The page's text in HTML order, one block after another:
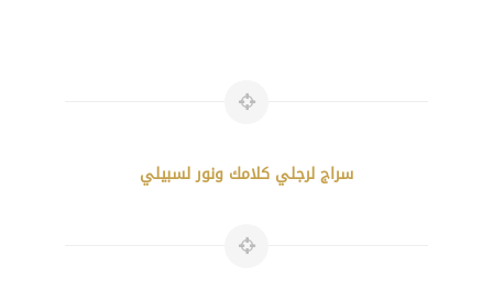
سراج لرجلي كلامك ونور لسبيلي